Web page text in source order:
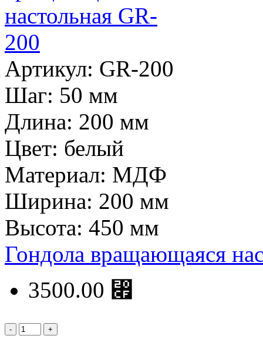
Артикул: GR-200
Шаг: 50 мм
Длина: 200 мм
Цвет: белый
Материал: МДФ
Ширина: 200 мм
Высота: 450 мм
Гондола вращающаяся
3500.00 ⃏